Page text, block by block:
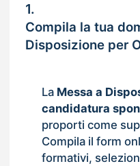
1.
Compila la tua
Disposizione per
La Messa a
candidatura
proporti come
Compila il form
formativi,